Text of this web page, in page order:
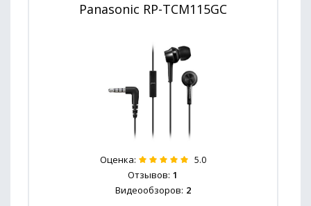
Panasonic RP-TCM115GC
Оценка: 5.0
Отзывов: 1
Видеообзоров: 2